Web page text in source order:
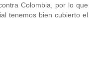
Colombia, por lo que
tenemos bien cubierto el